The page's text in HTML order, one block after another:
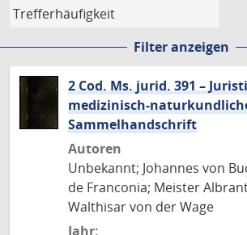
Filter anzeigen
2 Cod. Ms. jurid. 391 –
medizinisch-
Sammelhandschrift
Autoren
Unbekannt; Johannes von
de Franconia; Meister
Walthisar von der Wage
Jahr: